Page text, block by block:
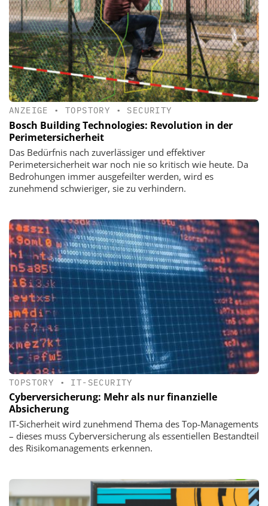
ANZEIGE •TOPSTORY • SECURITY
Bosch Building Technologies: Revolution in der
Perimetersicherheit
Das Bedürfnis nach zuverlässiger und effektiver
Perimetersicherheit war noch nie so kritisch wie heute. Da
Bedrohungen immer ausgefeilter werden, wird es
zunehmend schwieriger, sie zu verhindern.
TOPSTORY • IT-SECURITY
Cyberversicherung: Mehr als nur finanzielle
Absicherung
IT-Sicherheit wird zunehmend Thema des Top-Managements
– dieses muss Cyberversicherung als essentiellen Bestandteil
des Risikomanagements erkennen.